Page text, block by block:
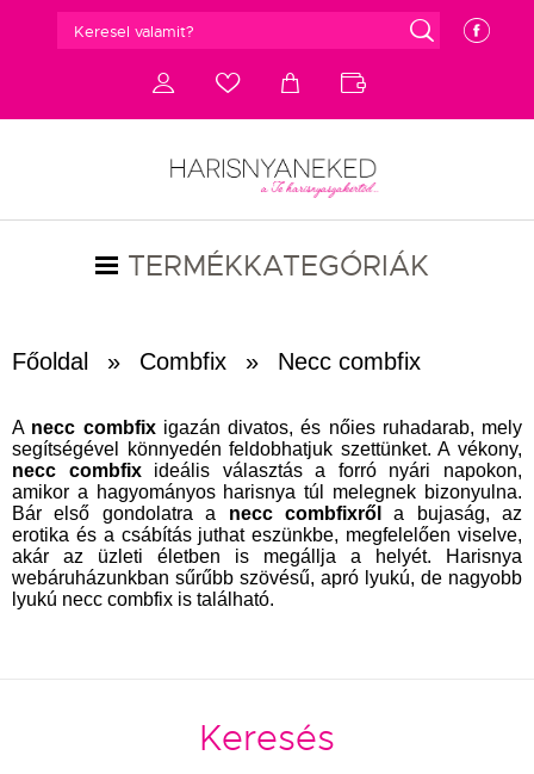
e g
d c a b
TERMÉKKATEGÓRIÁK
Főoldal » Combfix » Necc combfix
A necc combfix igazán divatos, és nőies ruhadarab, mely
segítségével könnyedén feldobhatjuk szettünket. A vékony,
necc combfixideális választás a forró nyári napokon,
amikor a hagyományos harisnya túl melegnek bizonyulna.
Bár első gondolatra a necc combfixrőla bujaság, az
erotika és a csábítás juthat eszünkbe, megfelelően viselve,
akár az üzleti életben is megállja a helyét.
Harisnya
webáruházunkban sűrűbb szövésű, apró lyukú, de nagyobb
lyukú necc combfix is található.
Keresés